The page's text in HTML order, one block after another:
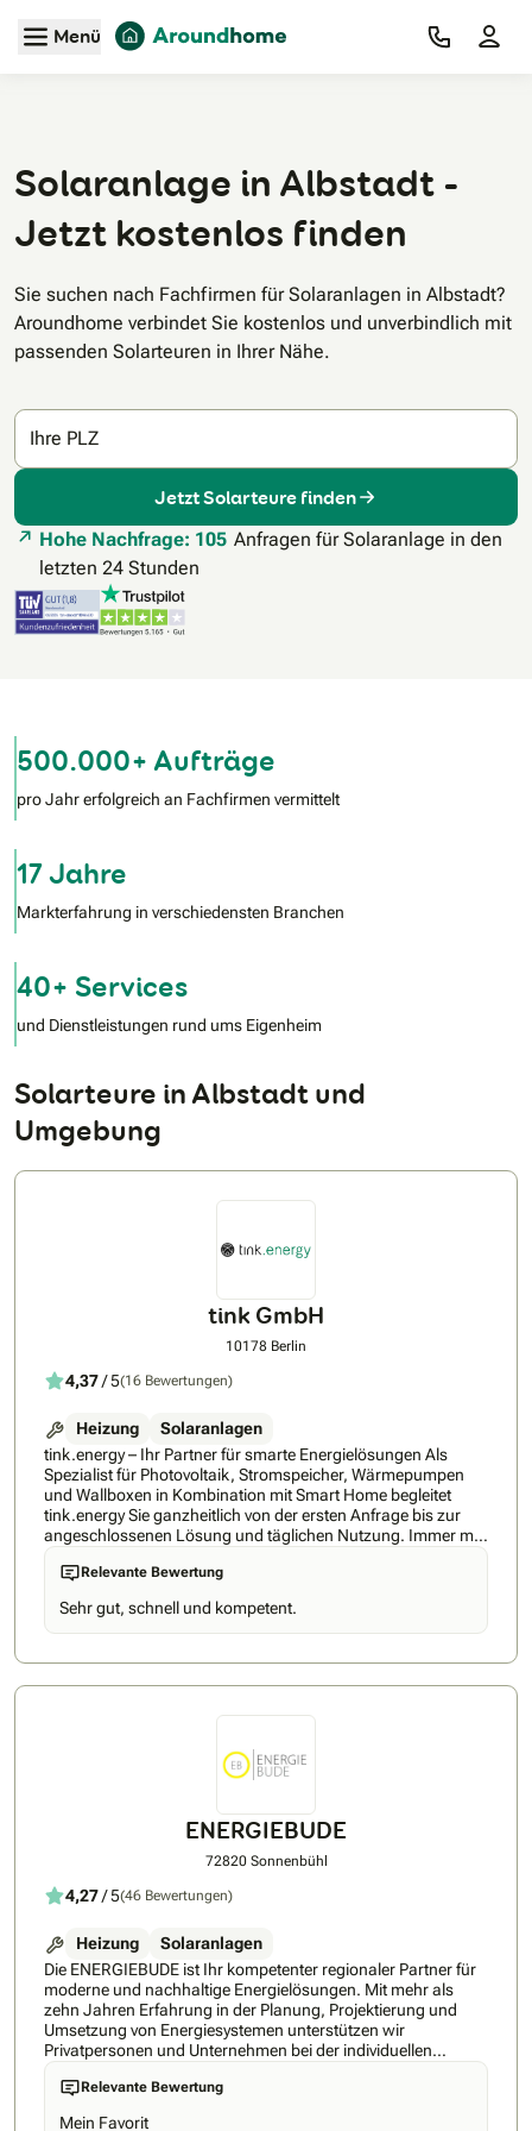
Zum Hauptinhalt
Menü
Solaranlage in Albstadt -
Jetzt kostenlos finden
Sie suchen nach Fachfirmen für Solaranlagen in Albstadt?
Aroundhome verbindet Sie kostenlos und unverbindlich mit
passenden Solarteuren in Ihrer Nähe.
Ihre PLZ
Jetzt Solarteure finden
Hohe Nachfrage: 105 Anfragen für Solaranlage in den
letzten 24 Stunden
500.000+ Aufträge
pro Jahr erfolgreich an Fachfirmen vermittelt
17 Jahre
Markterfahrung in verschiedensten Branchen
40+ Services
und Dienstleistungen rund ums Eigenheim
Solarteure in Albstadt und
Umgebung
tink GmbH
10178 Berlin
4,37/ 5(16 Bewertungen)
Heizung
Solaranlagen
tink.energy – Ihr Partner für smarte Energielösungen Als
Spezialist für Photovoltaik, Stromspeicher, Wärmepumpen
und Wallboxen in Kombination mit Smart Home begleitet
tink.energy Sie ganzheitlich von der ersten Anfrage bis zur
angeschlossenen Lösung und täglichen Nutzung. Immer mit
dem Anspruch, höchste Qualität mit regionaler Expertise zu
verbinden – für eine Lösung, die langfristig Ihre Energiekosten
senkt und auf Ihre Bedürfnisse abgestimmt ist. So einfach
geht’s mit unserer Nummer-1-Empfehlung: ✅ Persönliche
Begleitung – Sie erhalten einen festen Energieexperten an
Speicher und Smart Home aus einer Hand, aufeinander
Partnernetzwerk - Erhalten Sie Zugang zu führenden Marken
wie Viessmann, Bosch Smart Home, Shelly, tado und vielen
durch geprüfte Meisterbetriebe aus Ihrer Region ✅
Energiemanagement-App - Mit der abgestimmten Lösung
wird Ihre Hardware sicher und einfach über eine App
Wartung und Service inklusive tink hat mit ihren Lösungen für
über 2 Millionen zufriedene Kund*innen überzeugt. Dieses
Fundament macht tink.energy zu einem verlässlichen Partner
für Ihre persönliche Energiewende – mit Erfahrung,
etablierten Marken und einem klaren Fokus auf nachhaltige
Lösungen. Nächster Schritt: Ihren Termin können Sie bequem
online über tinkenergy.de buchen – inkl. Ersparnispotenzial in
nur 2 Minuten.
Relevante Bewertung
Sehr gut, schnell und kompetent.
ENERGIEBUDE
72820 Sonnenbühl
4,27/ 5(46 Bewertungen)
Heizung
Solaranlagen
Die ENERGIEBUDE ist Ihr kompetenter regionaler Partner für
moderne und nachhaltige Energielösungen. Mit mehr als
zehn Jahren Erfahrung in der Planung, Projektierung und
Umsetzung von Energiesystemen unterstützen wir
Privatpersonen und Unternehmen bei der individuellen
Energiewende.Wir bieten Ihnen ein Rundum-Sorglos-Paket:
von der persönlichen Beratung über die detaillierte Planung
Relevante Bewertung
Mein Favorit